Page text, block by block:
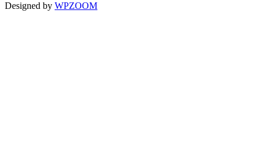
Designed by WPZOOM